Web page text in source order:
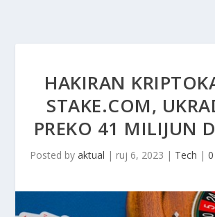
HAKIRAN
STAKE.COM,
PREKO 41 MILIJUN
Posted by aktual | ruj 6, 2023 | Tech | 0